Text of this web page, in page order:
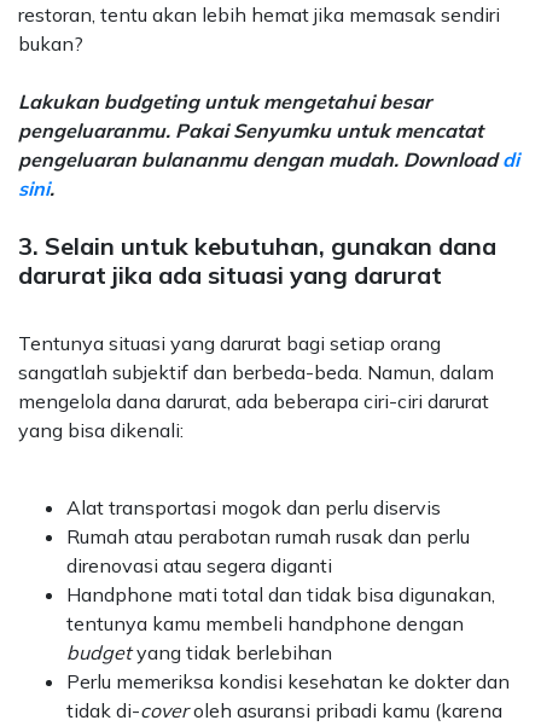
restoran, tentu akan lebih hemat jika memasak sendiri
bukan?
Lakukan budgeting untuk mengetahui besar
pengeluaranmu. Pakai Senyumku untuk mencatat
pengeluaran bulananmu dengan mudah. Downloaddi
sini.
3. Selain untuk kebutuhan, gunakan dana
darurat jika ada situasi yang darurat
Tentunya situasi yang darurat bagi setiap orang
sangatlah subjektif dan berbeda-beda. Namun, dalam
mengelola dana darurat, ada beberapa ciri-ciri darurat
yang bisa dikenali:
Alat transportasi mogok dan perlu diservis
Rumah atau perabotan rumah rusak dan perlu
direnovasi atau segera diganti
Handphone mati total dan tidak bisa digunakan,
tentunya kamu membeli handphone dengan
budgetyang tidak berlebihan
Perlu memeriksa kondisi kesehatan ke dokter dan
tidak di-coveroleh asuransi pribadi kamu (karena